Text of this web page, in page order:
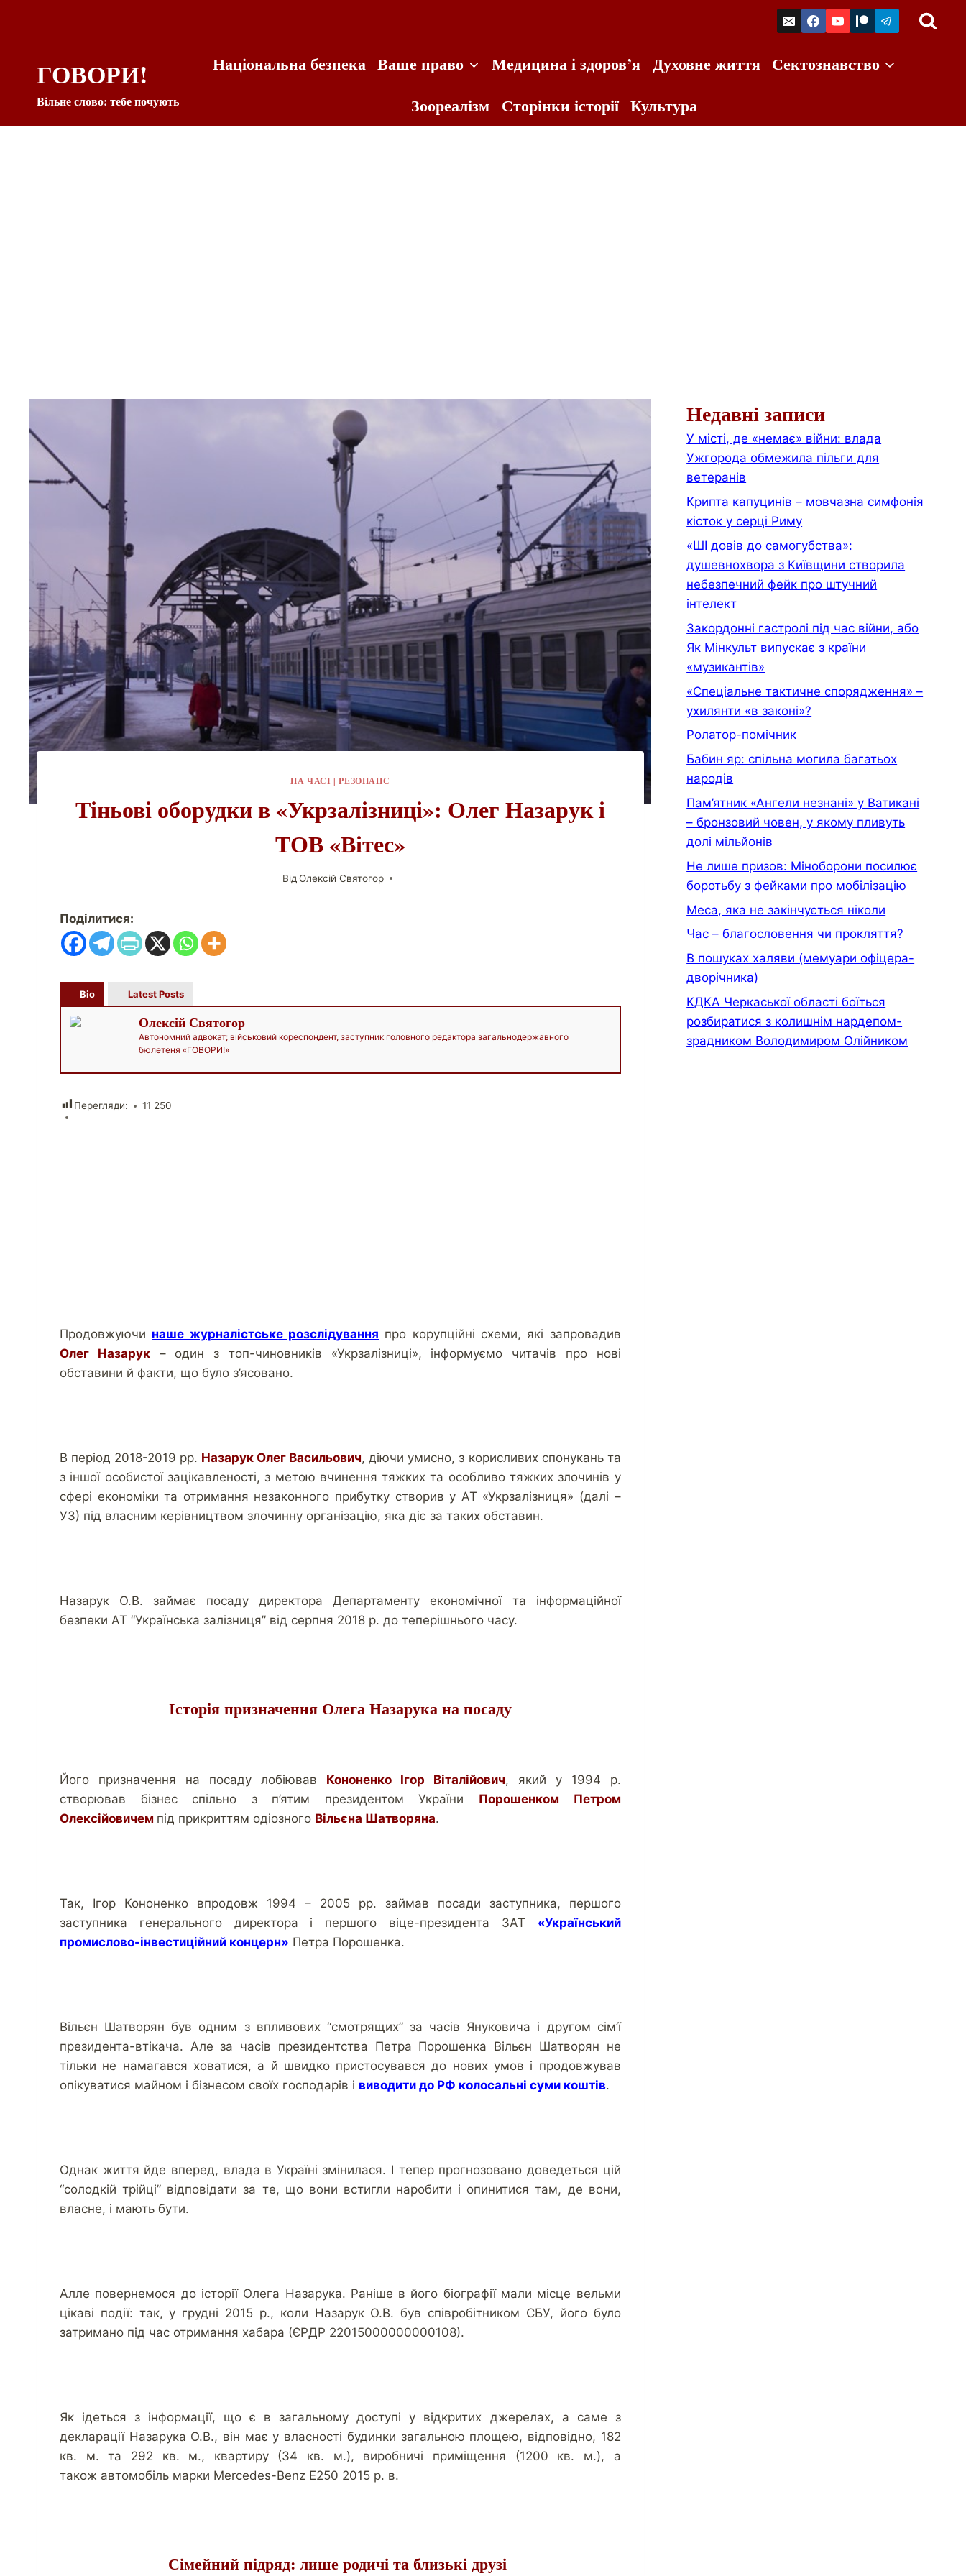
ГОВОРИ!
Вільне слово: тебе почують
Національна безпека Ваше право Медицина і здоров’я Духовне життя Сектознавство
Зоореалізм Сторінки історії Культура
НА ЧАСІ |РЕЗОНАНС
Тіньові оборудки в «Укрзалізниці»: Олег Назарук і
ТОВ «Вітес»
Від Олексій Святогор
Поділитися:
Bio Latest Posts
Олексій Святогор
Автономний адвокат; військовий кореспондент, заступник головного редактора загальнодержавного
бюлетеня «ГОВОРИ!»
Перегляди: 11 250
Продовжуючи наше журналістське розслідування про корупційні схеми, які запровадив
Олег Назарук
– один з топ-чиновників «Укрзалізниці», інформуємо читачів про нові
обставини й факти, що було з’ясовано.
В період 2018-2019 рр. Назарук Олег Васильович, діючи умисно, з корисливих спонукань та
з іншої особистої зацікавленості, з метою вчинення тяжких та особливо тяжких злочинів у
сфері економіки та отримання незаконного прибутку створив у АТ «Укрзалізниця» (далі –
УЗ) під власним керівництвом злочинну організацію, яка діє за таких обставин.
Назарук О.В. займає посаду директора Департаменту економічної та інформаційної
безпеки АТ “Українська залізниця” від серпня 2018 р. до теперішнього часу.
Історія призначення Олега Назарука на посаду
Його призначення на посаду лобіював Кононенко Ігор Віталійович, який у 1994 р.
створював бізнес спільно з п’ятим президентом України Порошенком Петром
Олексійовичем під прикриттям одіозного Вільєна Шатворяна.
Так, Ігор Кононенко впродовж 1994 – 2005 рр. займав посади заступника, першого
заступника генерального директора і першого віце-президента ЗАТ «Український
промислово-інвестиційний концерн» Петра Порошенка.
Вільєн Шатворян був одним з впливових “смотрящих” за часів Януковича і другом сім’ї
президента-втікача. Але за часів президентства Петра Порошенка Вільєн Шатворян не
тільки не намагався ховатися, а й швидко пристосувався до нових умов і продовжував
опікуватися майном і бізнесом своїх господарів і виводити до РФ колосальні суми коштів.
Однак життя йде вперед, влада в Україні змінилася. І тепер прогнозовано доведеться цій
“солодкій трійці” відповідати за те, що вони встигли наробити і опинитися там, де вони,
власне, і мають бути.
Алле повернемося до історії Олега Назарука. Раніше в його біографії мали місце вельми
цікаві події: так, у грудні 2015 р., коли Назарук О.В. був співробітником СБУ, його було
затримано під час отримання хабара (ЄРДР 22015000000000108).
Як ідеться з інформації, що є в загальному доступі у відкритих джерелах, а саме з
декларації Назарука О.В., він має у власності будинки загальною площею, відповідно, 182
кв. м. та 292 кв. м., квартиру (34 кв. м.), виробничі приміщення (1200 кв. м.), а
також автомобіль марки Mercedes-Benz Е250 2015 р. в.
Сімейний підряд: лише родичі та близькі друзі
Недавні записи
У місті, де «немає» війни: влада
Ужгорода обмежила пільги для
ветеранів
Крипта капуцинів – мовчазна симфонія
кісток у серці Риму
«ШІ довів до самогубства»:
душевнохвора з Київщини створила
небезпечний фейк про штучний
інтелект
Закордонні гастролі під час війни, або
Як Мінкульт випускає з країни
«музикантів»
«Спеціальне тактичне спорядження» –
ухилянти «в законі»?
Ролатор-помічник
Бабин яр: спільна могила багатьох
народів
Пам’ятник «Ангели незнані» у Ватикані
– бронзовий човен, у якому пливуть
долі мільйонів
Не лише призов: Міноборони посилює
боротьбу з фейками про мобілізацію
Меса, яка не закінчується ніколи
Час – благословення чи прокляття?
В пошуках халяви (мемуари офiцера-
дворiчника)
КДКА Черкаської області боїться
розбиратися з колишнім нардепом-
зрадником Володимиром Олійником